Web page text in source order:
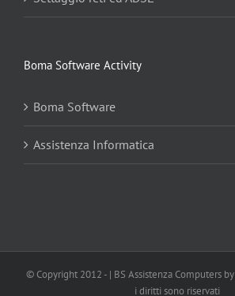
Boma Software Activity
Boma Software
Assistenza Informatica
© Copyright 2012 - | BS Assistenza Computers by
i diritti sono riservati